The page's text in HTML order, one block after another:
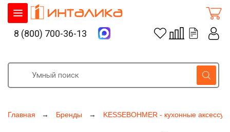
Главная Бренды KESSEBOHMER - кухонные
8 (800) 700-36-13